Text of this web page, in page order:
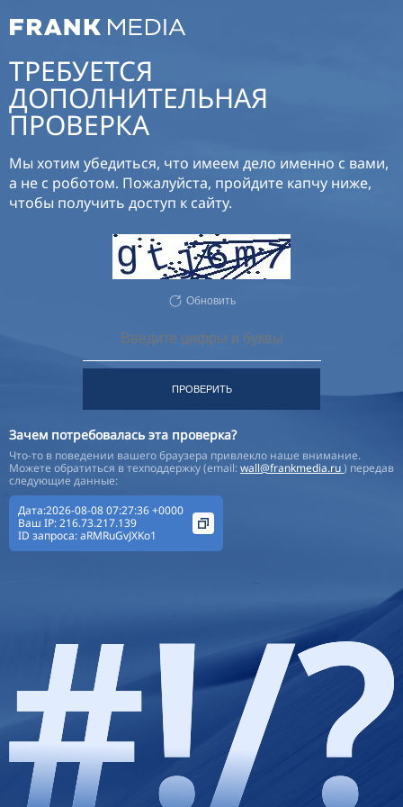
ТРЕБУЕТСЯ
ДОПОЛНИТЕЛЬНАЯ
ПРОВЕРКА
Мы хотим убедиться, что имеем дело именно с вами,
а не с роботом. Пожалуйста, пройдите капчу ниже,
чтобы получить доступ к сайту.
Обновить
ПРОВЕРИТЬ
Зачем потребовалась эта проверка?
Что-то в поведении вашего браузера привлекло наше внимание.
Можете обратиться в техподдержку (email:wall@frankmedia.ru) передав
следующие данные:
Дата:2026-08-08 07:27:36 +0000
Ваш IP:216.73.217.139
ID запроса:aRMRuGvJXKo1